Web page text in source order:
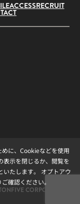
に、Cookieなどを使用
表示を閉じるか、閲覧を
たします。 オプトアウ
ご確認ください。
ACCESSRECRUIT
CORPORATION